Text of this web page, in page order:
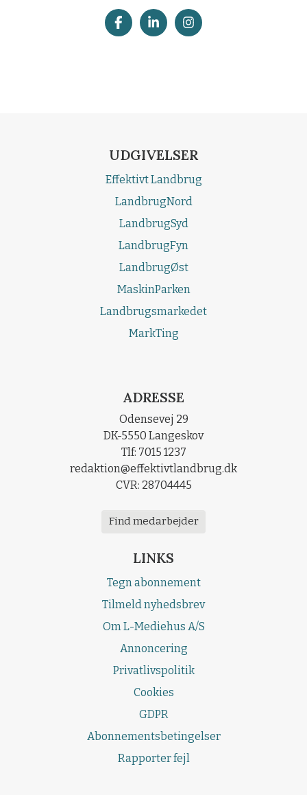
UDGIVELSER
Effektivt Landbrug
LandbrugNord
LandbrugSyd
LandbrugFyn
LandbrugØst
MaskinParken
Landbrugsmarkedet
MarkTing
ADRESSE
Odensevej 29
DK-5550 Langeskov
Tlf: 7015 1237
redaktion@effektivtlandbrug.dk
CVR: 28704445
Find medarbejder
LINKS
Tegn abonnement
Tilmeld nyhedsbrev
Om L-Mediehus A/S
Annoncering
Privatlivspolitik
Cookies
GDPR
Abonnementsbetingelser
Rapporter fejl